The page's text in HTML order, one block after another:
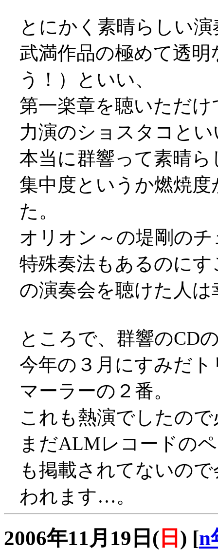
とにかく素晴らしい
武満作品の極めて透
う！）といい、
第一楽章を聴いただ
力演のショスタコとい
本当に群響って素晴
集中度というか燃焼
た。
オリオン～の堤剛の
特殊奏法もあるのに
の演奏会を聴けた人
ところで、群響のCD
今年の３月にすみだ
マーラーの２番。
これも熱演でしたの
まだALMレコードの
も掲載されてないの
われます…。
2006年11月19日( 日 ) [n